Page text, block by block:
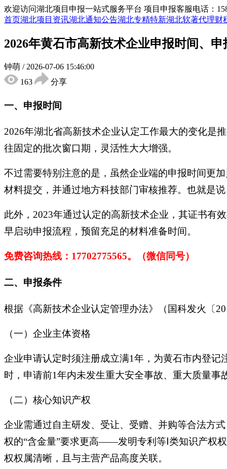
欢迎访问湖北项目申报一站式服务平台 项目申报客服电话：
首页湖北项目资讯湖北通知公告湖北专精特新湖北软著代理财
2026年黄石市高新技术企业申报时间、
钟萌 / 2026-07-06 15:46:00
163
分享
一、申报时间
2026年湖北省高新技术企业认定工作最大的变化是
往固定的批次窗口期，灵活性大大增强。
不过需要特别注意的是，虽然企业端的申报时间更
材料提交，并通过地方科技部门审核推荐。也就是
此外，2023年通过认定的高新技术企业，其证书有
早启动申报流程，预留充足的材料准备时间。
免费咨询热线： 17702775565。（微信同号）
二、申报条件
根据《高新技术企业认定管理办法》（国科发火〔
（一）企业主体资格
企业申请认定时须注册成立满1年，为黄石市内登
时，申请前1年内未发生重大安全事故、重大质量
（二）核心知识产权
企业需通过自主研发、受让、受赠、并购等合法方
权的“含金量”要求更高——发明专利等Ⅰ类知识产权
权权属清晰，且与主营产品高度关联。